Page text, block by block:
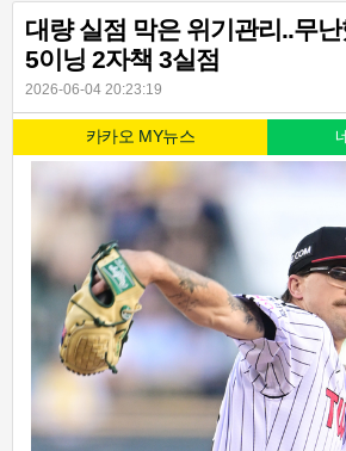
대량 실점 막은 위기관리..무
5이닝 2자책 3실점
2026-06-04 20:23:19
카카오 MY뉴스